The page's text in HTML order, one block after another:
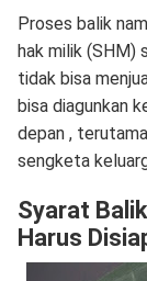
Proses balik
hak milik (SHM)
tidak bisa
bisa diagunkan
depan ,
sengketa
Syarat
Harus